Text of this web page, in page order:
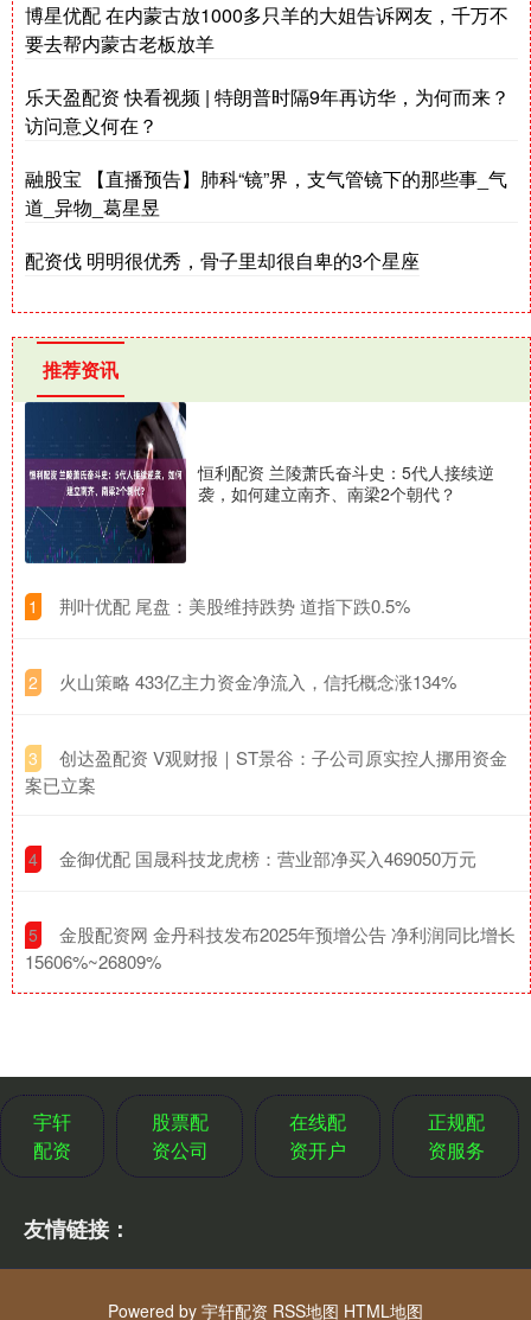
博星优配 在内蒙古放1000多只羊的大姐告诉网友，千万不
要去帮内蒙古老板放羊
乐天盈配资 快看视频 | 特朗普时隔9年再访华，为何而来？
访问意义何在？
融股宝 【直播预告】肺科“镜”界，支气管镜下的那些事_气
道_异物_葛星昱
配资伐 明明很优秀，骨子里却很自卑的3个星座
推荐资讯
恒利配资 兰陵萧氏奋斗史：5代人接续逆
袭，如何建立南齐、南梁2个朝代？
1 ​荆叶优配 尾盘：美股维持跌势 道指下跌0.5%
2 ​火山策略 433亿主力资金净流入，信托概念涨134%
3
​创达盈配资 V观财报｜ST景谷：子公司原实控人挪用资金
案已立案
4 ​金御优配 国晟科技龙虎榜：营业部净买入469050万元
5
​金股配资网 金丹科技发布2025年预增公告 净利润同比增长
15606%~26809%
宇轩
配资
股票配
资公司
在线配
资开户
正规配
资服务
友情链接：
Powered by 宇轩配资 RSS地图 HTML地图